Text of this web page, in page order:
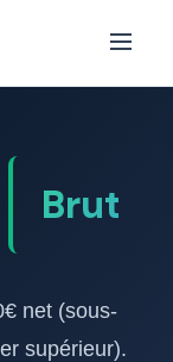
Brut
net (sous-
supérieur).